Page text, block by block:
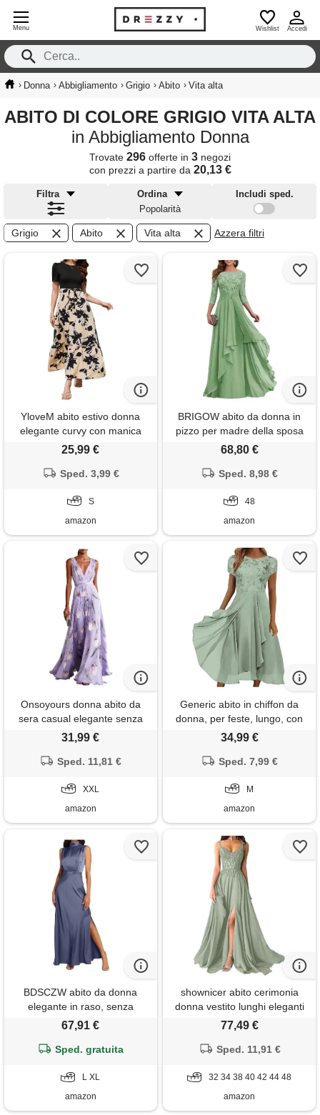
Menu Wishlist Accedi
› Donna › Abbigliamento › Grigio › Abito › Vita alta
ABITO DI COLORE GRIGIO VITA ALTA
in Abbigliamento Donna
Trovate 296 offerte in 3 negozi
con prezzi a partire da 20,13 €
Filtra
Ordina
Popolarità
Includi sped.
Grigio Abito Vita alta Azzera filtri
YloveM abito estivo donna
elegante curvy con manica
corta vestito lungo estivo
floreale casual vestiti estivi
spiaggia albicocca s
25,99 €
Sped. 3,99 €
S
amazon
BRIGOW abito da donna in
pizzo per madre della sposa
con volant formale abito da
cocktail taglie forti, verde
68,80 €
Sped. 8,98 €
48
amazon
Onsoyours donna abito da
sera casual elegante senza
maniche scollo a v lunghi
vestiti vita alta maxi abiti
31,99 €
Sped. 11,81 €
XXL
amazon
Generic abito in chiffon da
donna, per feste, lungo, con
fiori, leggero e arioso, a vita
avvolgente, linea a fluente,
elegante per ospiti di nozze,
verde
34,99 €
Sped. 7,99 €
M
amazon
BDSCZW abito da donna
elegante in raso, senza
maniche, a vita alta, per
cocktail, per feste, z-grigio
67,91 €
Sped. gratuita
L XL
amazon
shownicer abito cerimonia
donna vestito lunghi eleganti
matrimonio abito da sera in
in pizzo vestiti con spacco a
77,49 €
Sped. 11,91 €
32 34 38 40 42 44 48
amazon